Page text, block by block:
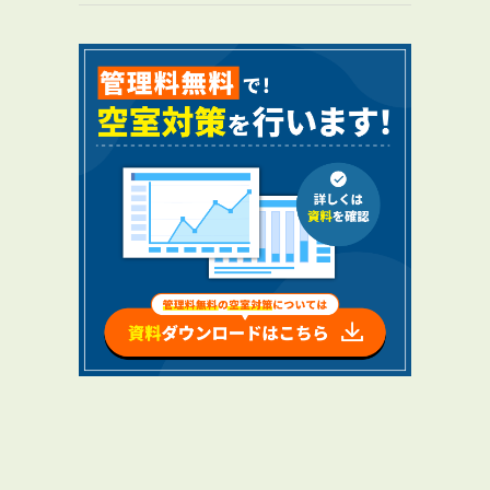
RENTAL
管理料無料について
４つの強み
報酬と独自の保証内容
手続きの流れ
賃料査定について